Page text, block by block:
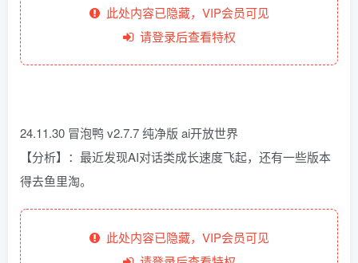
此处内容已隐藏，VIP会员可见
请登录后查看特权
24.11.30 冒泡鸭 v2.7.7 纯净版 ai开放世界
【分析】：最近发现AI对话类成长速度飞起，还有一些版本
得去鱼里淘。
此处内容已隐藏，VIP会员可见